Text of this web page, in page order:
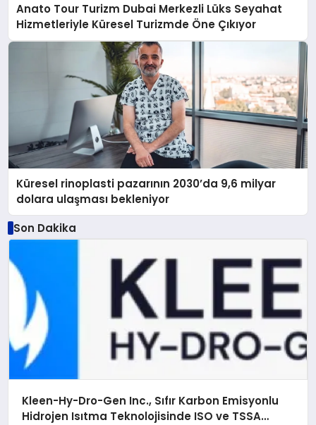
Anato Tour Turizm Dubai Merkezli Lüks Seyahat
Hizmetleriyle Küresel Turizmde Öne Çıkıyor
Küresel rinoplasti pazarının 2030’da 9,6 milyar
dolara ulaşması bekleniyor
Son Dakika
Kleen-Hy-Dro-Gen Inc., Sıfır Karbon Emisyonlu
Hidrojen Isıtma Teknolojisinde ISO ve TSSA